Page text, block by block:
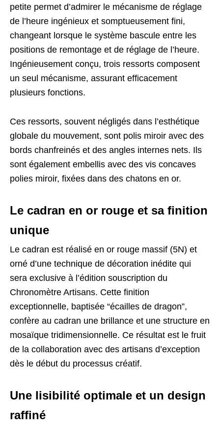
petite permet d’admirer le mécanisme de réglage
de l’heure ingénieux et somptueusement fini,
changeant lorsque le système bascule entre les
positions de remontage et de réglage de l’heure.
Ingénieusement conçu, trois ressorts composent
un seul mécanisme, assurant efficacement
plusieurs fonctions.
Ces ressorts, souvent négligés dans l’esthétique
globale du mouvement, sont polis miroir avec des
bords chanfreinés et des angles internes nets. Ils
sont également embellis avec des vis concaves
polies miroir, fixées dans des chatons en or.
Le cadran en or rouge et sa finition
unique
Le cadran est réalisé en or rouge massif (5N) et
orné d’une technique de décoration inédite qui
sera exclusive à l’édition souscription du
Chronomètre Artisans. Cette finition
exceptionnelle, baptisée “écailles de dragon”,
confère au cadran une brillance et une structure en
mosaïque tridimensionnelle. Ce résultat est le fruit
de la collaboration avec des artisans d’exception
dès le début du processus créatif.
Une lisibilité optimale et un design
raffiné